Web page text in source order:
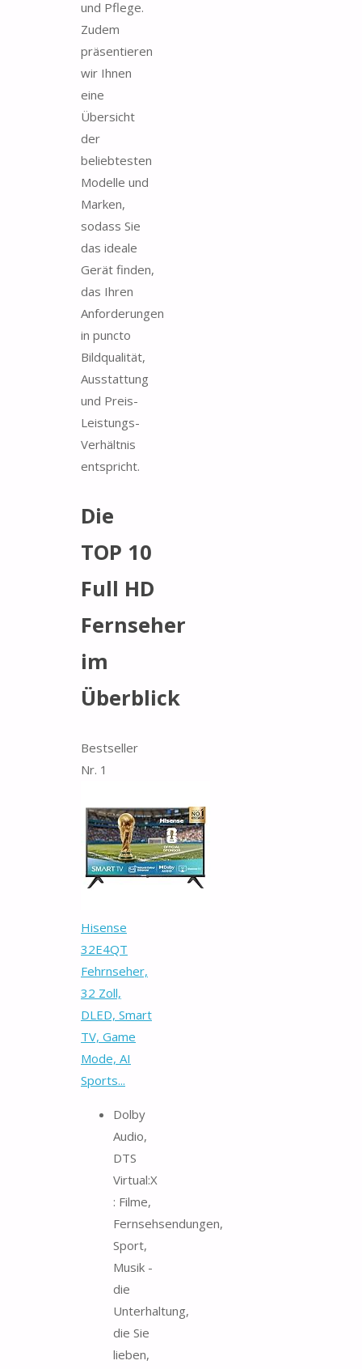
und Pflege.
Zudem
präsentieren
wir Ihnen
eine
Übersicht
der
beliebtesten
Modelle und
Marken,
sodass Sie
das ideale
Gerät finden,
das Ihren
Anforderungen
in puncto
Bildqualität,
Ausstattung
und Preis-
Leistungs-
Verhältnis
entspricht.
Die
TOP 10
Full HD
Fernseher
im
Überblick
Bestseller
Nr. 1
Hisense
32E4QT
Fehrnseher,
32 Zoll,
DLED, Smart
TV, Game
Mode, AI
Sports...
Dolby
Audio,
DTS
Virtual:X
: Filme,
Fernsehsendungen,
Sport,
Musik -
die
Unterhaltung,
die Sie
lieben,